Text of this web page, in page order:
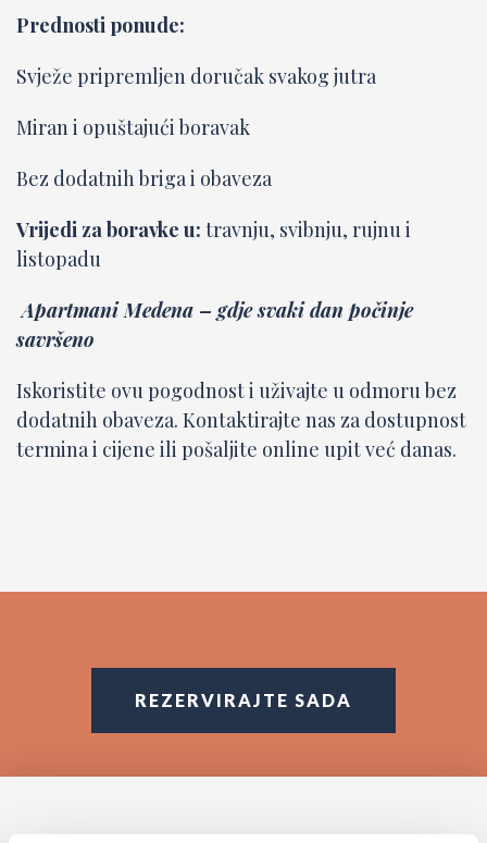
Prednosti ponude:
Svježe pripremljen doručak svakog jutra
Miran i opuštajući boravak
Bez dodatnih briga i obaveza
Vrijedi za boravke u: travnju, svibnju, rujnu i
listopadu
Apartmani Medena – gdje svaki dan počinje
savršeno
Iskoristite ovu pogodnost i uživajte u odmoru bez
dodatnih obaveza. Kontaktirajte nas za dostupnost
termina i cijene ili pošaljite online upit već danas.
REZERVIRAJTE SADA